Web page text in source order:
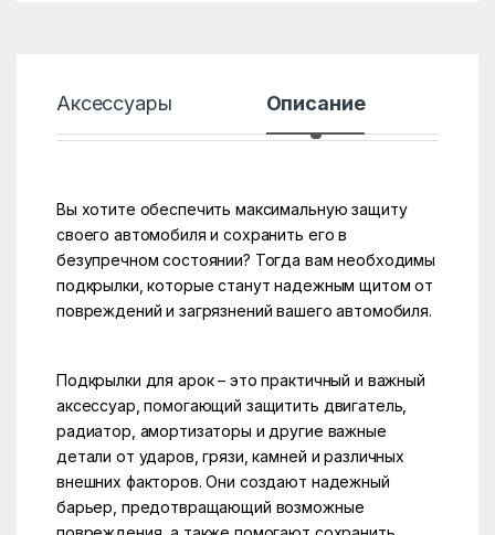
Аксессуары Описание
Вы хотите обеспечить максимальную защиту
своего автомобиля и сохранить его в
безупречном состоянии? Тогда вам необходимы
подкрылки, которые станут надежным щитом от
повреждений и загрязнений вашего автомобиля.
Подкрылки для арок – это практичный и важный
аксессуар, помогающий защитить двигатель,
радиатор, амортизаторы и другие важные
детали от ударов, грязи, камней и различных
внешних факторов. Они создают надежный
барьер, предотвращающий возможные